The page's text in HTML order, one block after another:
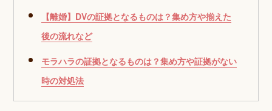
【離婚】DVの証拠となるものは？集め方や揃えた
後の流れなど
モラハラの証拠となるものは？集め方や証拠がない
時の対処法